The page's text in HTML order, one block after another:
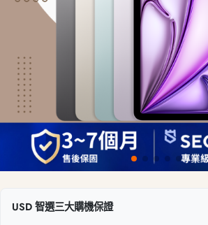
USD 智選三大購機保證